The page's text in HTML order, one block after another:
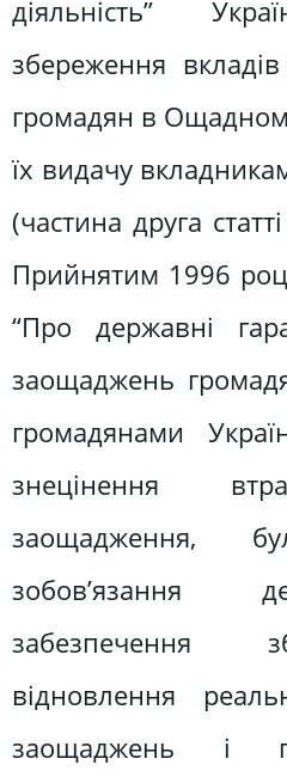
діяльність”
збереження
громадян в
їх видачу
(частина друга
Прийнятим 1996
“Про державні
заощаджень
громадянами
знецінення
заощадження,
зобов’язання
забезпечення
відновлення
заощаджень і